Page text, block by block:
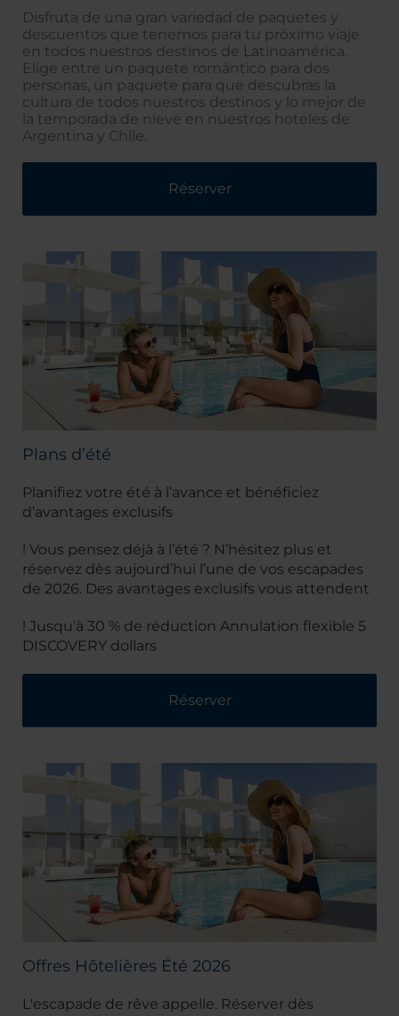
Disfruta de una gran variedad de paquetes y
descuentos que tenemos para tu próximo viaje
en todos nuestros destinos de Latinoamérica.
Elige entre un paquete romántico para dos
personas, un paquete para que descubras la
cultura de todos nuestros destinos y lo mejor de
la temporada de nieve en nuestros hoteles de
Argentina y Chile.
Réserver
Plans d’été
Planifiez votre été à l’avance et bénéficiez
d’avantages exclusifs
! Vous pensez déjà à l’été ? N’hésitez plus et
réservez dès aujourd’hui l’une de vos escapades
de 2026. Des avantages exclusifs vous attendent
! Jusqu'à 30 % de réduction Annulation flexible 5
DISCOVERY dollars
Réserver
Offres Hôtelières Été 2026
L'escapade de rêve appelle. Réserver dès